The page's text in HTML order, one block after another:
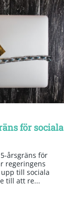
för sociala
årsgräns för
regeringens
till sociala
till att re...